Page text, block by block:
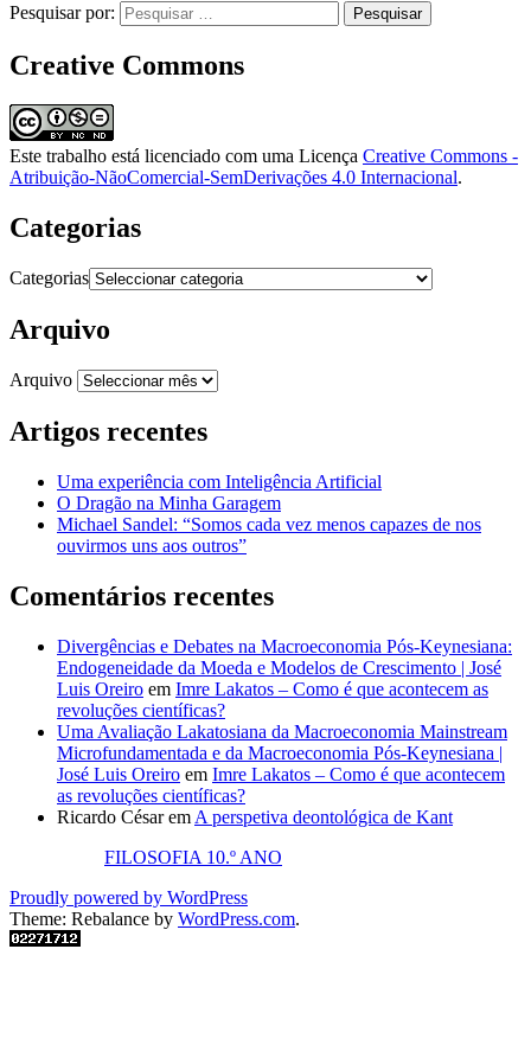
Pesquisar por:
Creative Commons
Este trabalho está licenciado com uma Licença Creative Commons -
Atribuição-NãoComercial-SemDerivações 4.0 Internacional.
Categorias
Categorias
Arquivo
Arquivo
Artigos recentes
Uma experiência com Inteligência Artificial
O Dragão na Minha Garagem
Michael Sandel: “Somos cada vez menos capazes de nos
ouvirmos uns aos outros”
Comentários recentes
Divergências e Debates na Macroeconomia Pós-Keynesiana:
Endogeneidade da Moeda e Modelos de Crescimento | José
Luis Oreiro em Imre Lakatos – Como é que acontecem as
revoluções científicas?
Uma Avaliação Lakatosiana da Macroeconomia Mainstream
Microfundamentada e da Macroeconomia Pós-Keynesiana |
José Luis Oreiro em Imre Lakatos – Como é que acontecem
as revoluções científicas?
Ricardo Césarem A perspetiva deontológica de Kant
FILOSOFIA 10.º ANO
Proudly powered by WordPress
Theme: Rebalance by WordPress.com.